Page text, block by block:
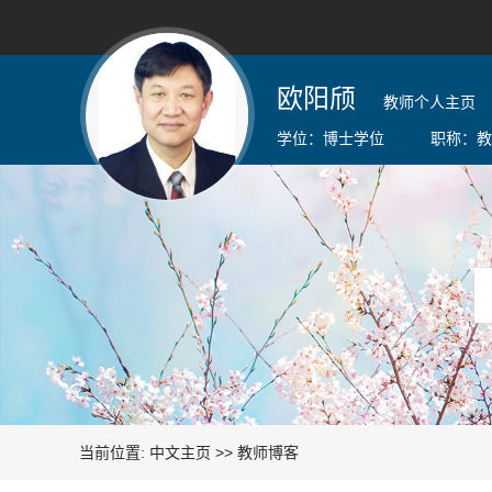
欧阳颀 教师个人主页
学位： 博士学位 职称：
当前位置: 中文主页 >> 教师博客